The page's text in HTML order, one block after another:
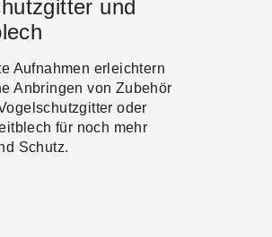
und
Aufnahmen erleichtern
Anbringen von Zubehör
oder
für noch mehr
Schutz.